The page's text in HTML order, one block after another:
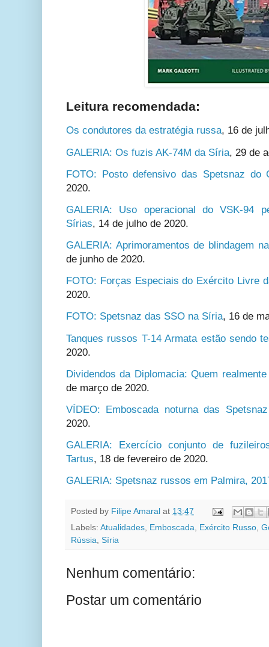
Leitura recomendada:
Os condutores da estratégia russa, 16 de
GALERIA: Os fuzis AK-74M da Síria, 29 de
FOTO: Posto defensivo das Spetsnaz do
2020.
GALERIA: Uso operacional do VSK-94
Sírias, 14 de julho de 2020.
GALERIA: Aprimoramentos de blindagem
de junho de 2020.
FOTO: Forças Especiais do Exército Livre
2020.
FOTO: Spetsnaz das SSO na Síria, 16 de
Tanques russos T-14 Armata estão sendo
2020.
Dividendos da Diplomacia: Quem
de março de 2020.
VÍDEO: Emboscada noturna das
2020.
GALERIA: Exercício conjunto de
Tartus, 18 de fevereiro de 2020.
GALERIA: Spetsnaz russos em Palmira,
Posted by Filipe Amaral at 13:47
Labels: Atualidades Emboscada Exército Russo
Rússia Síria
Nenhum comentário:
Postar um comentário